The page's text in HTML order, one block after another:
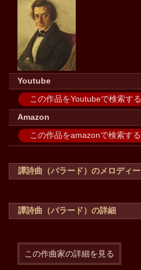
Youtube
この作品をYoutubeで検索する
Amazon
この作品をamazonで検索する
譚詩曲（バラード）のメロディー
譚詩曲（バラード）の詳細
この作曲家の詳細を見る